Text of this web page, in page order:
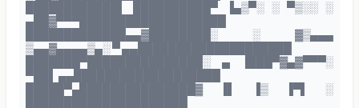
████████████▌ ██████████▀ ▐▄▒▀░ ░ ▀▒░░ ░
▄██▓▀▀▀███████████████████
█████████████▄▄▓████████░ ░ ▓▒▄▄▄
▒▄▄▓▄▄▄▄▒▄░ ▀ ▄▄████████████████████
███████▀███████████████░ ▄ ▐███▀▓▄▓▀▀▀░
▀██▌ ▄▄███████████████████
█████▀▄███████████████▓ ▐▌ ▐▒ ▐▀▌ ░